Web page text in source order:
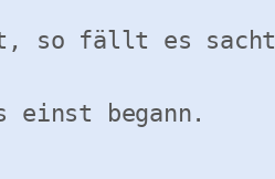
so fällt es sacht
begann.